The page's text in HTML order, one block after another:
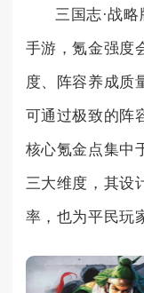
三国志·战
手游，氪金强度
度、阵容养成质
可通过极致的阵
核心氪金点集中
三大维度，其设
率，也为平民玩